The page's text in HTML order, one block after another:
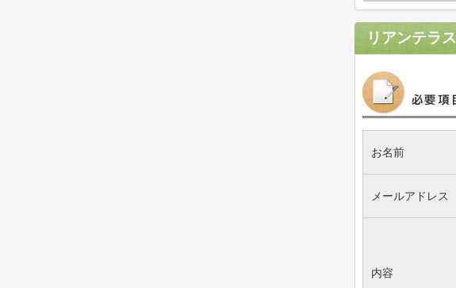
リアンテラス
お名前
メールアドレス
内容